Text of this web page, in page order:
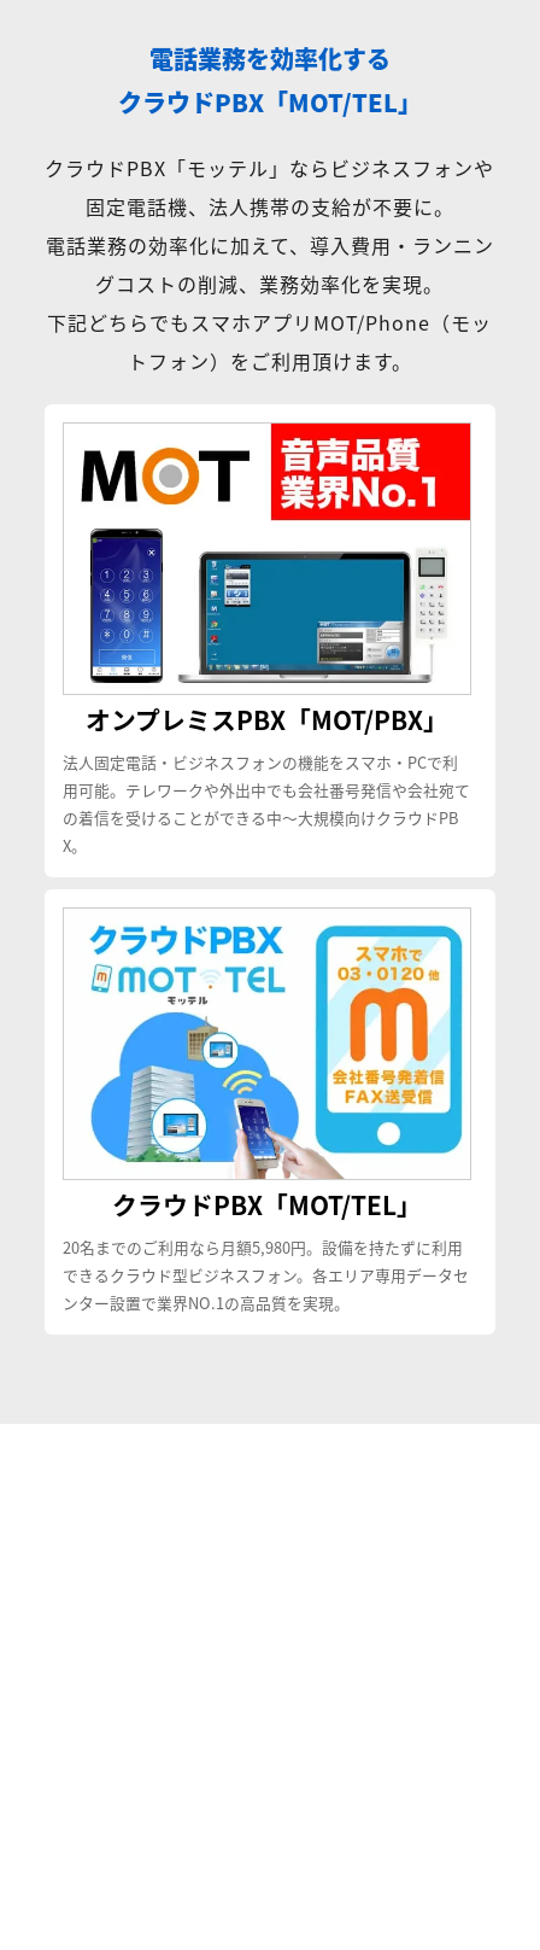
電話業務を効率化する
クラウドPBX「MOT/TEL」
クラウドPBX「モッテル」ならビジネスフォンや
固定電話機、法人携帯の支給が不要に。
電話業務の効率化に加えて、導入費用・ランニン
グコストの削減、業務効率化を実現。
下記どちらでもスマホアプリMOT/Phone（モッ
トフォン）をご利用頂けます。
オンプレミスPBX「MOT/PBX」
法人固定電話・ビジネスフォンの機能をスマホ・PCで利
用可能。テレワークや外出中でも会社番号発信や会社宛て
の着信を受けることができる中〜大規模向けクラウドPB
X。
クラウドPBX「MOT/TEL」
20名までのご利用なら月額5,980円。設備を持たずに利用
できるクラウド型ビジネスフォン。各エリア専用データセ
ンター設置で業界NO.1の高品質を実現。